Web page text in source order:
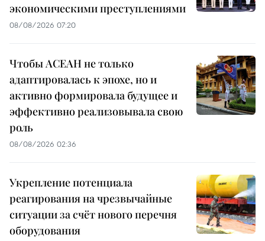
экономическими преступлениями
08/08/2026 07:20
Чтобы АСЕАН не только
адаптировалась к эпохе, но и
активно формировала будущее и
эффективно реализовывала свою
роль
08/08/2026 02:36
Укрепление потенциала
реагирования на чрезвычайные
ситуации за счёт нового перечня
оборудования